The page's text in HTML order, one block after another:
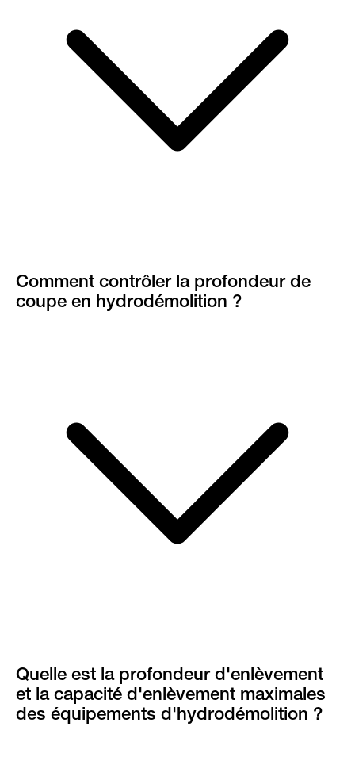
Comment contrôler la profondeur de
coupe en hydrodémolition ?
Quelle est la profondeur d'enlèvement
et la capacité d'enlèvement maximales
des équipements d'hydrodémolition ?